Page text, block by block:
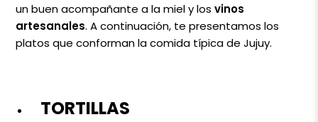
un buen acompañante a la miel y losvinos
artesanales. A continuación, te presentamos los
platos que conforman la comida típica de Jujuy.
TORTILLAS